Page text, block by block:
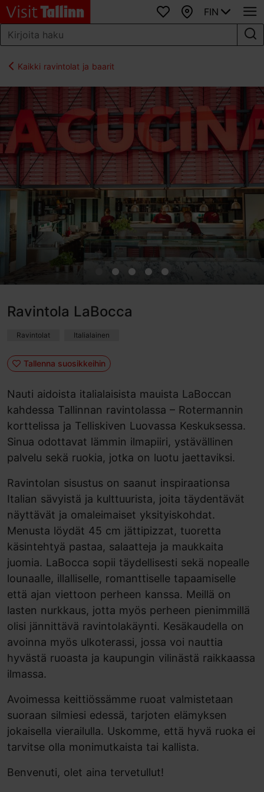
SuosikitKartta
FIN
Kaikki ravintolat ja baarit
Ravintola LaBocca
Ravintolat Italialainen
Tallenna suosikkeihin
Nauti aidoista italialaisista mauista LaBoccan
kahdessa Tallinnan ravintolassa – Rotermannin
korttelissa ja Telliskiven Luovassa Keskuksessa.
Sinua odottavat lämmin ilmapiiri, ystävällinen
palvelu sekä ruokia, jotka on luotu jaettaviksi.
Ravintolan sisustus on saanut inspiraationsa
Italian sävyistä ja kulttuurista, joita täydentävät
näyttävät ja omaleimaiset yksityiskohdat.
Menusta löydät 45 cm jättipizzat, tuoretta
käsintehtyä pastaa, salaatteja ja maukkaita
juomia. LaBocca sopii täydellisesti sekä nopealle
lounaalle, illalliselle, romanttiselle tapaamiselle
että ajan viettoon perheen kanssa. Meillä on
lasten nurkkaus, jotta myös perheen pienimmillä
olisi jännittävä ravintolakäynti. Kesäkaudella on
avoinna myös ulkoterassi, jossa voi nauttia
hyvästä ruoasta ja kaupungin vilinästä raikkaassa
ilmassa.
Avoimessa keittiössämme ruoat valmistetaan
suoraan silmiesi edessä, tarjoten elämyksen
jokaisella vierailulla. Uskomme, että hyvä ruoka ei
tarvitse olla monimutkaista tai kallista.
Benvenuti, olet aina tervetullut!